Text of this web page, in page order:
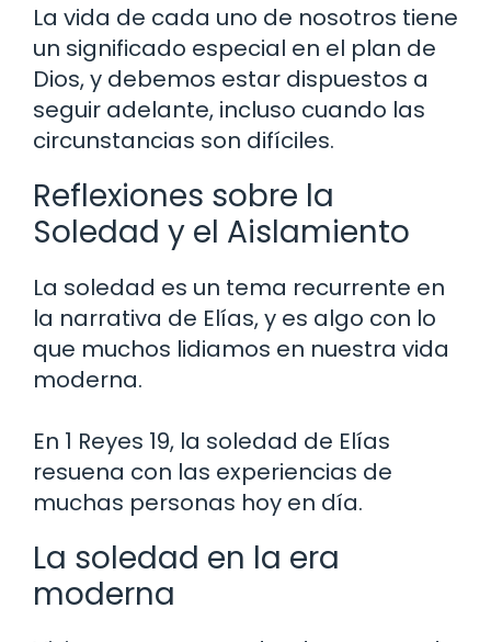
La vida de cada uno de nosotros tiene
un significado especial en el plan de
Dios, y debemos estar dispuestos a
seguir adelante, incluso cuando las
circunstancias son difíciles.
Reflexiones sobre la
Soledad y el Aislamiento
La soledad es un tema recurrente en
la narrativa de Elías, y es algo con lo
que muchos lidiamos en nuestra vida
moderna.
En 1 Reyes 19, la soledad de Elías
resuena con las experiencias de
muchas personas hoy en día.
La soledad en la era
moderna